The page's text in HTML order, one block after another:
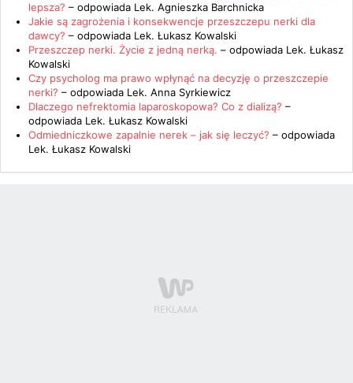
lepsza? – odpowiada Lek. Agnieszka Barchnicka
Jakie są zagrożenia i konsekwencje przeszczepu nerki dla
dawcy? – odpowiada Lek. Łukasz Kowalski
Przeszczep nerki. Życie z jedną nerką. – odpowiada Lek. Łukasz
Kowalski
Czy psycholog ma prawo wpłynąć na decyzję o przeszczepie
nerki? – odpowiada Lek. Anna Syrkiewicz
Dlaczego nefrektomia laparoskopowa? Co z dializą? –
odpowiada Lek. Łukasz Kowalski
Odmiedniczkowe zapalnie nerek – jak się leczyć? – odpowiada
Lek. Łukasz Kowalski